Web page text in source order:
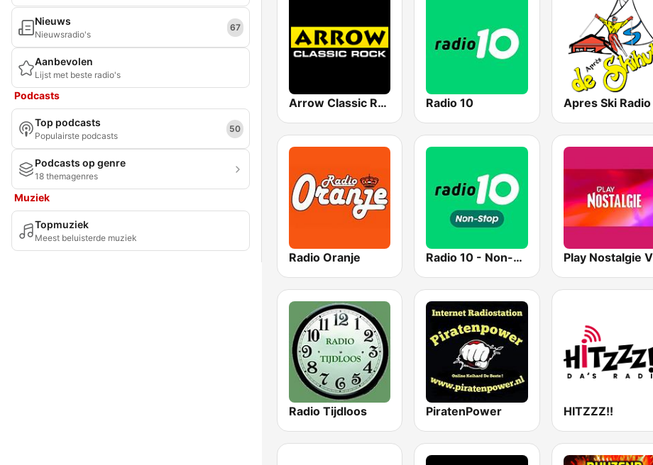
Nieuws
Nieuwsradio's
67
Aanbevolen
Lijst met beste radio's
Podcasts
Top podcasts
Populairste podcasts
50
Podcasts op genre
18 themagenres
Muziek
Topmuziek
Meest beluisterde muziek
Arrow Classic Rock Radio 10 Apres Ski Radio
Radio Oranje Radio 10 - Non-stop
Radio Tijdloos PiratenPower HITZZZ!!